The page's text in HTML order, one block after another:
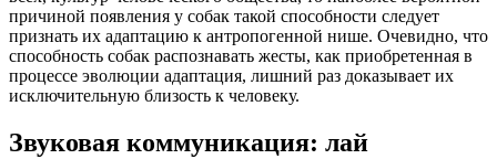
причиной появления у собак такой способности следует
признать их адаптацию к антропогенной нише. Очевидно, что
способность собак распознавать жесты, как приобретенная в
процессе эволюции адаптация, лишний раз доказывает их
исключительную близость к человеку.
Звуковая коммуникация: лай